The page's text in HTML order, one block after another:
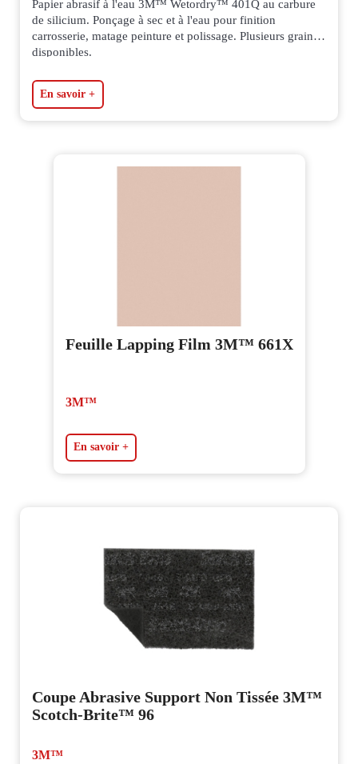
Papier abrasif à l'eau 3M™ Wetordry™ 401Q au carbure
de silicium. Ponçage à sec et à l'eau pour finition
carrosserie, matage peinture et polissage. Plusieurs grains
disponibles.
En savoir +
Feuille Lapping Film 3M™ 661X
3M™
En savoir +
Coupe Abrasive Support Non Tissée 3M™
Scotch-Brite™ 96
3M™